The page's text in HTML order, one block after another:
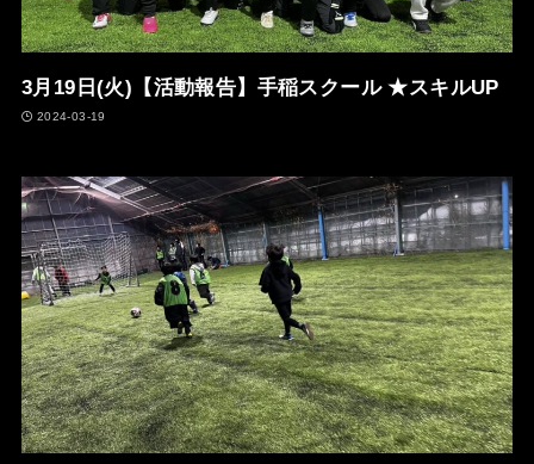
3月19日(火)【活動報告】手稲スクール ★スキルUP
2024-03-19